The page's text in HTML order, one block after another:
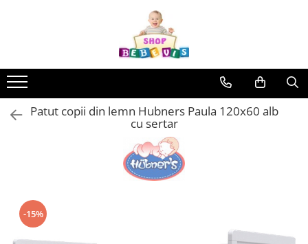
Carucioare copii
Carucioare copii sport
Carucioare copii 2in1
Accesorii carucioare copii
Genti mamici
Huse ploaie si antiinsecte
Patut copii din lemn Hubners Paula 120x60 alb
cu sertar
-15%